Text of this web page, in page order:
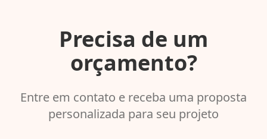
Precisa de um
orçamento?
Entre em contato e receba uma proposta
personalizada para seu projeto